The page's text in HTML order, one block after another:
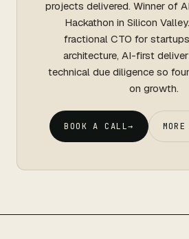
projects delivered. Winner of
Hackathon in Silicon
fractional CTO for
architecture, AI-first
technical due diligence so
on growth.
BOOK A CALL→